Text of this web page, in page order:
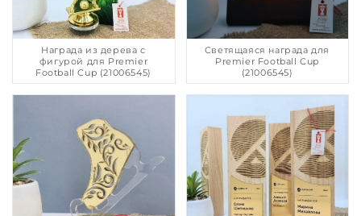
Награда из дерева с
фигурой для Premier
Football Cup (21006545)
Светящаяся награда для
Premier Football Cup
(21006545)